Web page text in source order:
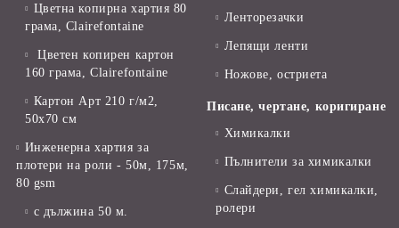
Цветна копирна хартия 80
грама, Clairefontaine
Цветен копирен картон
160 грама, Clairefontaine
Картон Арт 210 г/м2,
50х70 см
Инженерна хартия за
плотери на роли - 50м, 175м,
80 gsm
с дължина 50 м.
Ленторезачки
Лепящи ленти
Ножове, остриета
Писане, чертане, коригиране
Химикалки
Пълнители за химикалки
Слайдери, гел химикалки,
ролери